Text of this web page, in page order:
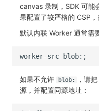
canvas 录制，SDK 可能
果配置了较严格的 CSP
默认内联 Worker 通常需
如果不允许 blob:
，请
源，并配置同源地址：